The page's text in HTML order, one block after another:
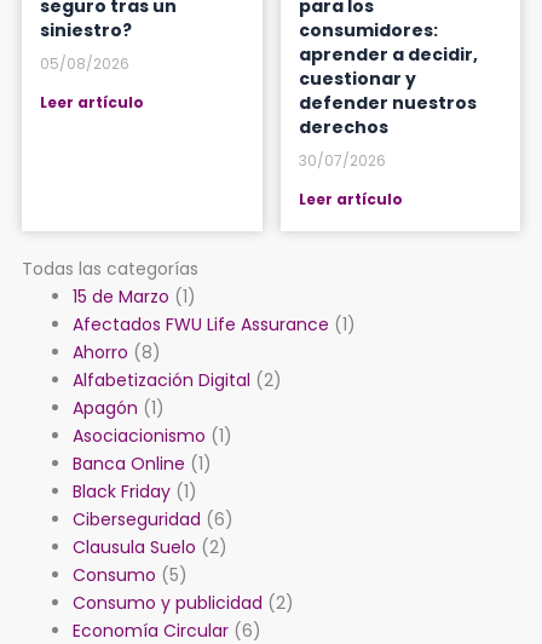
seguro tras un
siniestro?
05/08/2026
Leer artículo
para los
consumidores:
aprender a decidir,
cuestionar y
defender nuestros
derechos
30/07/2026
Leer artículo
Todas las categorías
15 de Marzo (1)
Afectados FWU Life Assurance (1)
Ahorro (8)
Alfabetización Digital (2)
Apagón (1)
Asociacionismo (1)
Banca Online (1)
Black Friday(1)
Ciberseguridad (6)
Clausula Suelo (2)
Consumo (5)
Consumo y publicidad (2)
Economía Circular(6)